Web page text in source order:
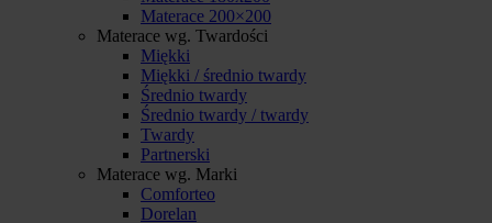
Materace 200×200
Materace wg. Twardości
Miękki
Miękki / średnio twardy
Średnio twardy
Średnio twardy / twardy
Twardy
Partnerski
Materace wg. Marki
Comforteo
Dorelan